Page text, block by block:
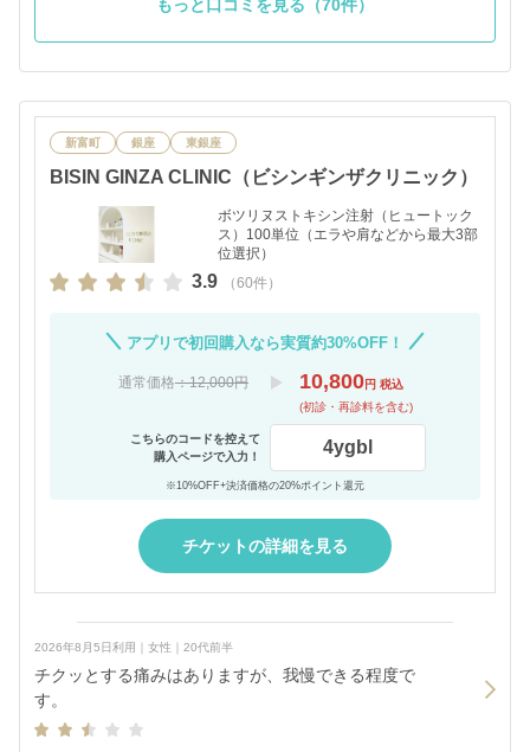
もっと口コミを見る（70件）
新富町 銀座 東銀座
BISIN GINZA CLINIC（ビシンギンザクリニック）
ボツリヌストキシン注射（ヒュートック
ス）100単位（エラや肩などから最大3部
位選択）
3.9 （60件）
アプリで初回購入なら実質約30%OFF！
通常価格：12,000円 10,800円 税込
(初診・再診料を含む)
こちらのコードを控えて
購入ページで入力！
4ygbl
※10%OFF+決済価格の20%ポイント還元
チケットの詳細を見る
2026年8月5日利用｜女性｜20代前半
チクッとする痛みはありますが、我慢できる程度で
す。